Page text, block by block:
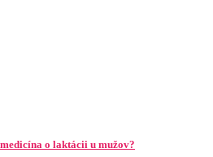
o laktácii u mužov?